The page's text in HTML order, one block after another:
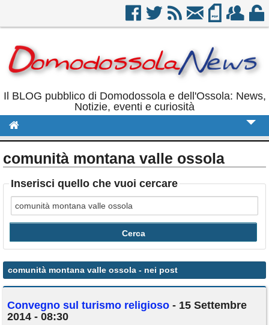
Il BLOG pubblico di Domodossola e dell'Ossola: News,
Notizie, eventi e curiosità
Politica
Eventi
Calendario
Annunci
comunità montana valle ossola
Inserisci quello che vuoi cercare
comunità montana valle ossola - nei post
Convegno sul turismo religioso - 15 Settembre
2014 - 08:30